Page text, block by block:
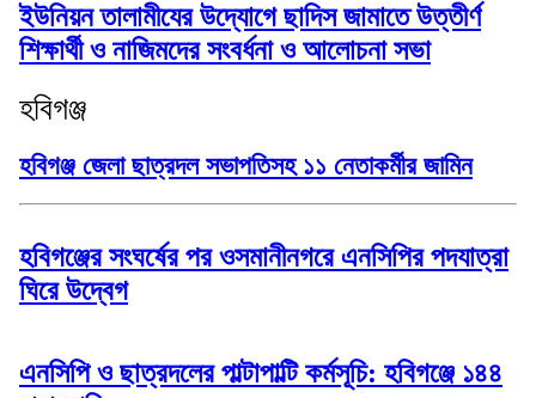
ইউনিয়ন তালামীযের উদ্যোগে ছাদিস জামাতে উত্তীর্ণ
শিক্ষার্থী ও নাজিমদের সংবর্ধনা ও আলোচনা সভা
হবিগঞ্জ
হবিগঞ্জ জেলা ছাত্রদল সভাপতিসহ ১১ নেতাকর্মীর জামিন
হবিগঞ্জের সংঘর্ষের পর ওসমানীনগরে এনসিপির পদযাত্রা
ঘিরে উদ্বেগ
এনসিপি ও ছাত্রদলের পাল্টাপাল্টি কর্মসূচি: হবিগঞ্জে ১৪৪